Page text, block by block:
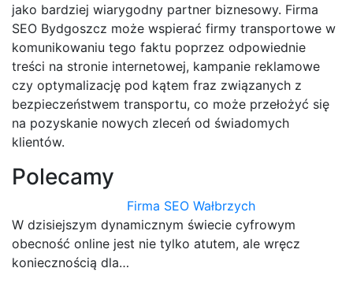
jako bardziej wiarygodny partner biznesowy. Firma
SEO Bydgoszcz może wspierać firmy transportowe w
komunikowaniu tego faktu poprzez odpowiednie
treści na stronie internetowej, kampanie reklamowe
czy optymalizację pod kątem fraz związanych z
bezpieczeństwem transportu, co może przełożyć się
na pozyskanie nowych zleceń od świadomych
klientów.
Polecamy
Firma SEO Wałbrzych
W dzisiejszym dynamicznym świecie cyfrowym
obecność online jest nie tylko atutem, ale wręcz
koniecznością dla…